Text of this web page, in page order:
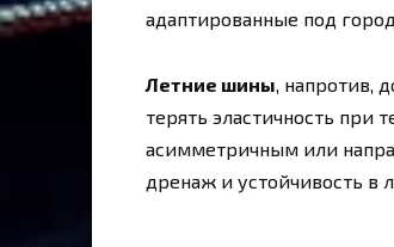
адаптированные под
Летние шины , напротив,
терять эластичность при
асимметричным или
дренаж и устойчивость в